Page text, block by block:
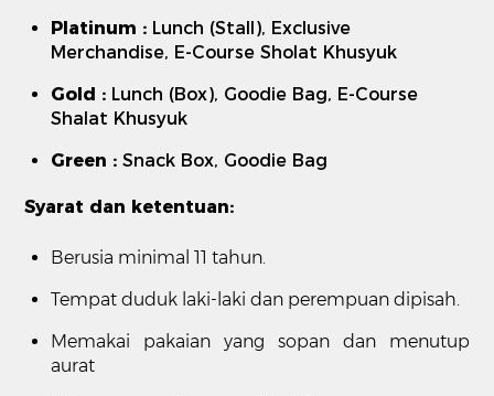
Platinum : Lunch (Stall), Exclusive
Merchandise, E-Course Sholat Khusyuk
Gold : Lunch (Box), Goodie Bag, E-Course
Shalat Khusyuk
Green : Snack Box, Goodie Bag
Syarat dan ketentuan:
Berusia minimal 11 tahun.
Tempat duduk laki-laki dan perempuan dipisah.
Memakai pakaian yang sopan dan menutup
aurat